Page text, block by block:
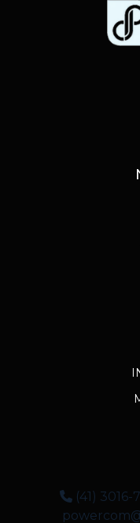
(41) 3016-